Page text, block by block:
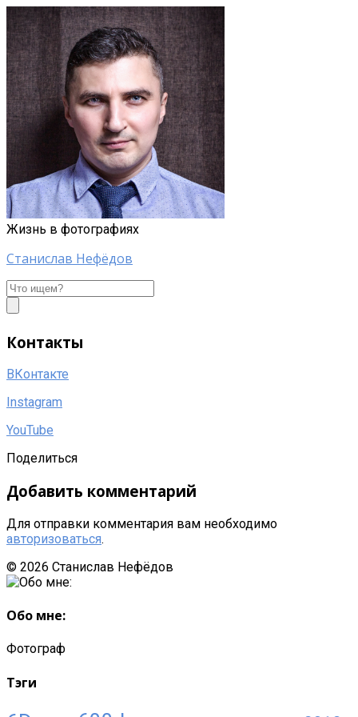
Жизнь в фотографиях
Станислав Нефёдов
Станислав
Нефёдов
Контакты
ВКонтакте
Instagram
YouTube
Поделиться
Добавить комментарий
Для отправки комментария вам необходимо
авторизоваться.
© 2026 Станислав Нефёдов
Sliding
Обо мне:
Фотограф
Тэги